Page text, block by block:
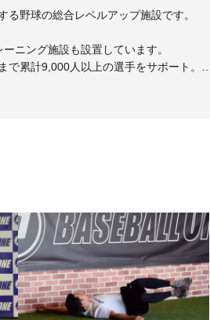
野球の総合レベルアップ施設です。
ニング施設も設置しています。
累計9,000人以上の選手をサポート。